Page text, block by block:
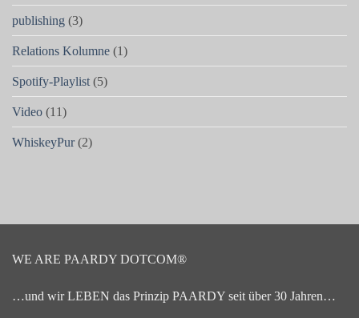
publishing (3)
Relations Kolumne (1)
Spotify-Playlist (5)
Video (11)
WhiskeyPur(2)
WE ARE PAARDY DOTCOM®
…und wir LEBEN das Prinzip PAARDY seit über 30 Jahren…